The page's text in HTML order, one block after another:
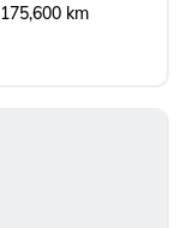
175,600 km